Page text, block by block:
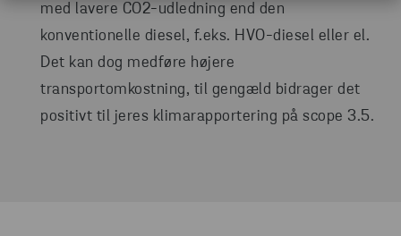
med lavere CO2-udledning end den
konventionelle diesel, f.eks. HVO-diesel eller el.
Det kan dog medføre højere
transportomkostning, til gengæld bidrager det
positivt til jeres klimarapportering på scope 3.5.